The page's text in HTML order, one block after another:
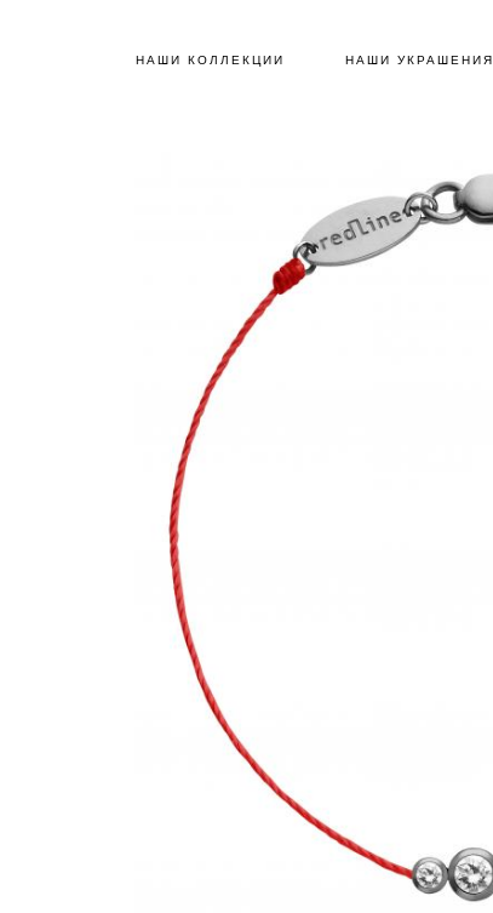
НАШИ КОЛЛЕКЦИИ НАШИ УКРАШЕНИЯ